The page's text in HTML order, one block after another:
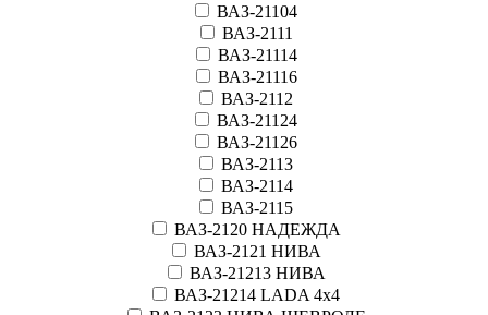
ВАЗ-21104
ВАЗ-2111
ВАЗ-21114
ВАЗ-21116
ВАЗ-2112
ВАЗ-21124
ВАЗ-21126
ВАЗ-2113
ВАЗ-2114
ВАЗ-2115
ВАЗ-2120 НАДЕЖДА
ВАЗ-2121 НИВА
ВАЗ-21213 НИВА
ВАЗ-21214 LADA 4х4